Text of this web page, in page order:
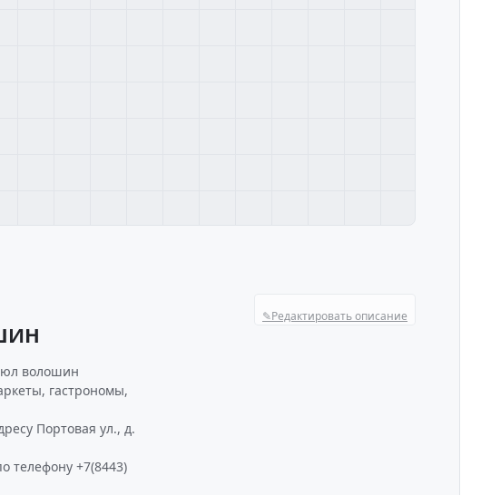
✎Редактировать описание
волошин
гастрономы,
Портовая ул., д.
телефону +7(8443)